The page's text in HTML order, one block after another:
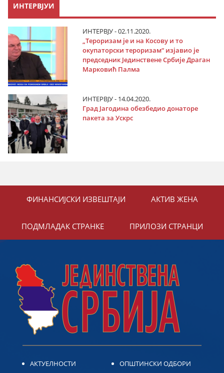
ИНТЕРВЈУИ
ИНТЕРВЈУ - 02.11.2020.
„Тероризам је и на Косову и то
окупаторски тероризам“ изјавио је
председник Јединствене Србије Драган
Марковић Палма
ИНТЕРВЈУ - 14.04.2020.
Град Јагодина обезбедио донаторе
пакета за Ускрс
ФИНАНСИЈСКИ ИЗВЕШТАЈИ АКТИВ ЖЕНА
ПОДМЛАДАК СТРАНКЕ ПРИЛОЗИ СТРАНЦИ
АКТУЕЛНОСТИ
ОПШТИНСКИ ОДБОРИ